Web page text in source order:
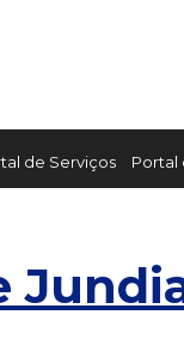
de Serviços Portal